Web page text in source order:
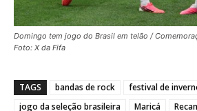
Domingo tem jogo do Brasil em telão /
Foto: X da Fifa
TAGS bandas de rock
festival de
jogo da seleção brasileira
Maricá